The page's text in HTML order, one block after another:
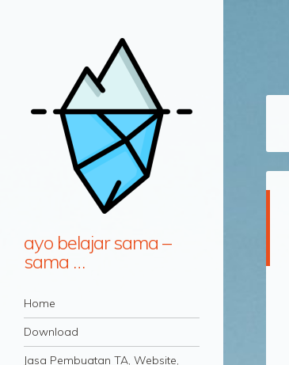
ayo belajar sama –
sama …
Navigation
Skip to content
Home
Download
Jasa Pembuatan TA, Website,